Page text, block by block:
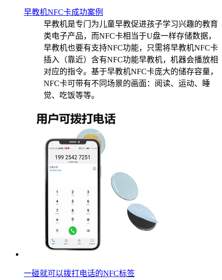
​​​​​​​早教机NFC卡成功案例
​​​​​​​早教机是专门为儿童早教促进孩子学习兴趣的教育
类电子产品，而NFC卡相当于U盘一样存储数据，
早教机也要有支持NFC功能，只需将早教机NFC卡
插入（靠近）含有NFC功能早教机，机器会播放相
对应的指令。基于早教机NFC卡庞大的储存容量，
NFC卡可带有不同场景的画面：阅读、运动、睡
觉、吃饭等等。
一碰就可以拨打电话的NFC标签